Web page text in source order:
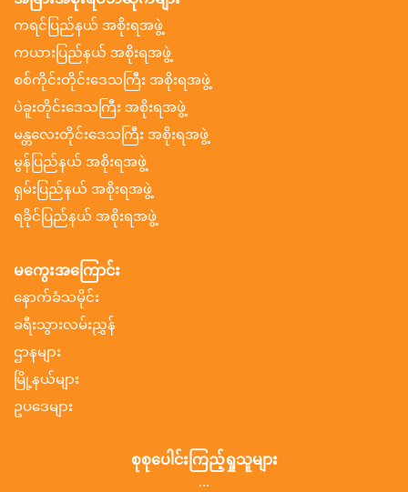
ကရင်ပြည်နယ် အစိုးရအဖွဲ့
ကယားပြည်နယ် အစိုးရအဖွဲ့
စစ်ကိုင်းတိုင်းဒေသကြီး အစိုးရအဖွဲ့
ပဲခူးတိုင်းဒေသကြီး အစိုးရအဖွဲ့
မန္တလေးတိုင်းဒေသကြီး အစိုးရအဖွဲ့
မွန်ပြည်နယ် အစိုးရအဖွဲ့
ရှမ်းပြည်နယ် အစိုးရအဖွဲ့
ရခိုင်ပြည်နယ် အစိုးရအဖွဲ့
မကွေးအကြောင်း
နောက်ခံသမိုင်း
ခရီးသွားလမ်းညွှန်
ဌာနများ
မြို့နယ်များ
ဥပဒေများ
စုစုပေါင်းကြည့်ရှုသူများ
...